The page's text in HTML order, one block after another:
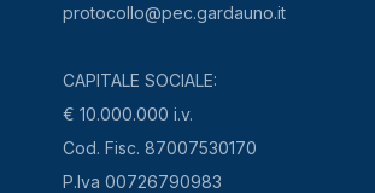
protocollo@pec.gardauno.it
CAPITALE SOCIALE:
€ 10.000.000 i.v.
Cod. Fisc. 87007530170
P.Iva 00726790983